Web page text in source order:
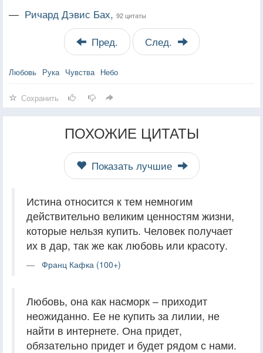
— Ричард Дэвис Бах, 92 цитаты
Пред. След.
Любовь Рука Чувства Небо
Сохранить
ПОХОЖИЕ ЦИТАТЫ
Показать лучшие
Истина относится к тем немногим
действительно великим ценностям жизни,
которые нельзя купить. Человек получает
их в дар, так же как любовь или красоту.
Франц Кафка (100+)
Любовь, она как насморк – приходит
неожиданно. Ее не купить за лилии, не
найти в интернете. Она придет,
обязательно придет и будет рядом с нами.